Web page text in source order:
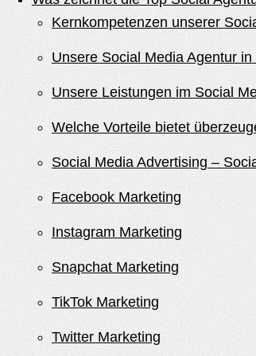
Kernkompetenzen unserer
Unsere Social Media Agentur
Unsere Leistungen im Social
Welche Vorteile bietet
Social Media Advertising –
Facebook Marketing
Instagram Marketing
Snapchat Marketing
TikTok Marketing
Twitter Marketing